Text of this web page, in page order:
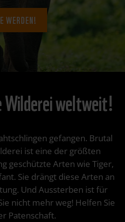
WERDEN!
Wilderei weltweit!
gefangen. Brutal
ist eine der größten
geschützte Arten wie Tiger,
Sie drängt diese Arten an
Und Aussterben ist für
nicht mehr weg! Helfen Sie
Patenschaft.